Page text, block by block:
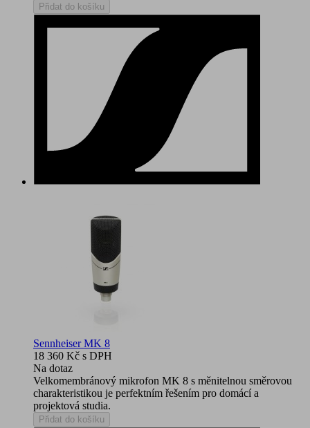
Přidat do košíku
Sennheiser MK 8
18 360 Kč s DPH
Na dotaz
Velkomembránový mikrofon MK 8 s měnitelnou směrovou
charakteristikou je perfektním řešením pro domácí a
projektová studia.
Přidat do košíku